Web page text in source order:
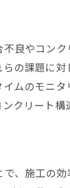
良やコン
の課題に
ムのモニ
クリート構
、施工の